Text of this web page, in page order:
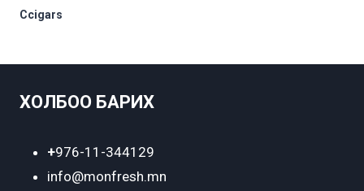
Ccigars
ХОЛБОО БАРИХ
+976-11-344129
info@monfresh.mn